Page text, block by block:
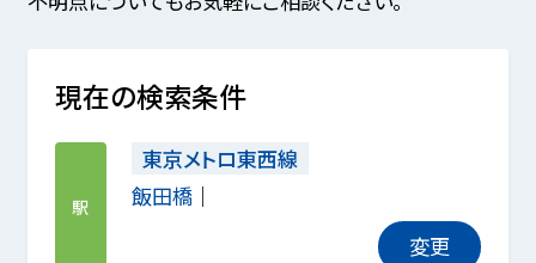
現在の検索条件
駅
東京メトロ東西線
飯田橋
変更